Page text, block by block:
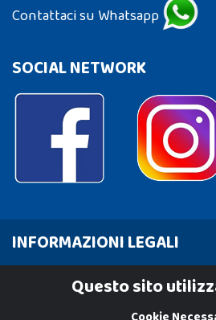
Contattaci su Whatsapp
SOCIAL NETWORK
INFORMAZIONI LEGALI
Cookie PolicyQuesto sito